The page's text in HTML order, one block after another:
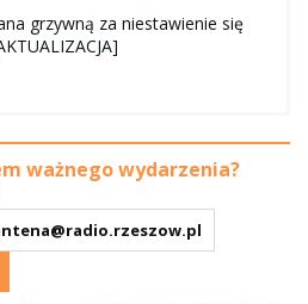
grzywną za niestawienie się
ważnego wydarzenia?